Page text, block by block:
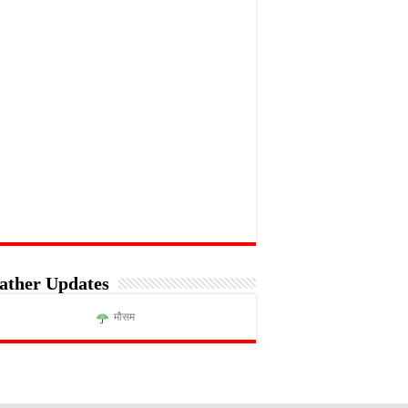
Updates
मौसम